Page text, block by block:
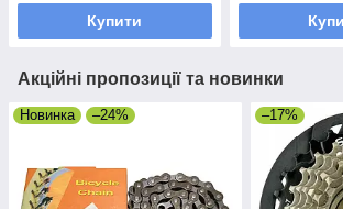
Купити
Акційні пропозиції та новинки
Новинка –24% –17%